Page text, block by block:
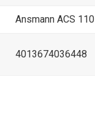
Ansmann ACS 110
4013674036448